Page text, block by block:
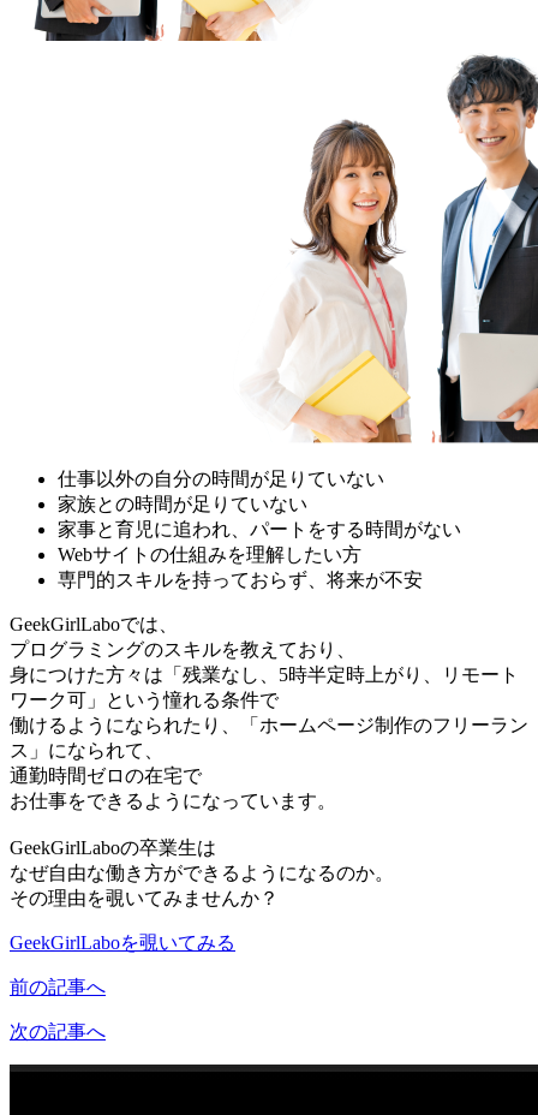
仕事以外の自分の時間が足りていない
家族との時間が足りていない
家事と育児に追われ、パートをする時間がない
Webサイトの仕組みを理解したい方
専門的スキルを持っておらず、将来が不安
GeekGirlLaboでは、
プログラミングのスキルを教えており、
身につけた方々は「残業なし、5時半定時上がり、リモート
ワーク可」という憧れる条件で
働けるようになられたり、「ホームページ制作のフリーラン
ス」になられて、
通勤時間ゼロの在宅で
お仕事をできるようになっています。
GeekGirlLaboの卒業生は
なぜ自由な働き方ができるようになるのか。
その理由を覗いてみませんか？
GeekGirlLaboを覗いてみる
前の記事へ
次の記事へ